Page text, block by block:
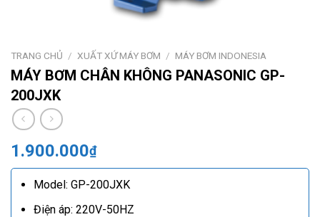
TRANG CHỦ / XUẤT XỨ MÁY BƠM / MÁY BƠM INDONESIA
MÁY BƠM CHÂN KHÔNG PANASONIC GP-
200JXK
1.900.000₫
Model: GP-200JXK
Điện áp: 220V-50HZ